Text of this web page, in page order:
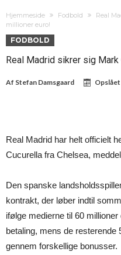
Mohamed Salah står
årligt!
Hjemmeside Fodbold
Real
millioner euro!
FODBOLD
Real Madrid sikrer sig
Af Stefan Damsgaard
Real Madrid har helt officielt
Cucurella fra Chelsea,
Den spanske
kontrakt, der løber indtil
ifølge medierne til 60
betaling, mens de
gennem forskellige bonusser.